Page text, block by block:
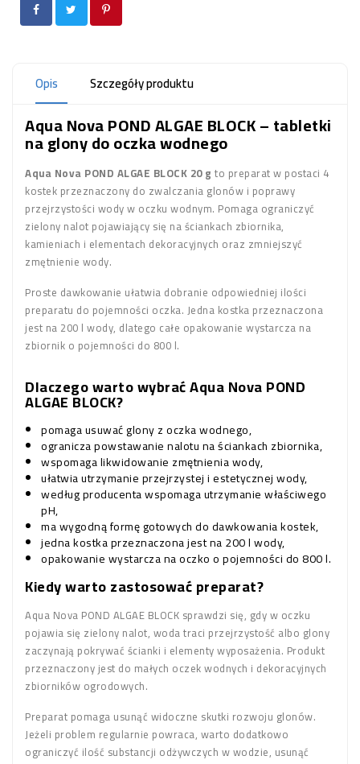
Opis Szczegóły produktu
Aqua Nova POND ALGAE BLOCK – tabletki
na glony do oczka wodnego
Aqua Nova POND ALGAE BLOCK 20 g to preparat w postaci 4
kostek przeznaczony do zwalczania glonów i poprawy
przejrzystości wody w oczku wodnym. Pomaga ograniczyć
zielony nalot pojawiający się na ściankach zbiornika,
kamieniach i elementach dekoracyjnych oraz zmniejszyć
zmętnienie wody.
Proste dawkowanie ułatwia dobranie odpowiedniej ilości
preparatu do pojemności oczka. Jedna kostka przeznaczona
jest na 200 l wody, dlatego całe opakowanie wystarcza na
zbiornik o pojemności do 800 l.
Dlaczego warto wybrać Aqua Nova POND
ALGAE BLOCK?
pomaga usuwać glony z oczka wodnego,
ogranicza powstawanie nalotu na ściankach zbiornika,
wspomaga likwidowanie zmętnienia wody,
ułatwia utrzymanie przejrzystej i estetycznej wody,
według producenta wspomaga utrzymanie właściwego
pH,
ma wygodną formę gotowych do dawkowania kostek,
jedna kostka przeznaczona jest na 200 l wody,
opakowanie wystarcza na oczko o pojemności do 800 l.
Kiedy warto zastosować preparat?
Aqua Nova POND ALGAE BLOCK sprawdzi się, gdy w oczku
pojawia się zielony nalot, woda traci przejrzystość albo glony
zaczynają pokrywać ścianki i elementy wyposażenia. Produkt
przeznaczony jest do małych oczek wodnych i dekoracyjnych
zbiorników ogrodowych.
Preparat pomaga usunąć widoczne skutki rozwoju glonów.
Jeżeli problem regularnie powraca, warto dodatkowo
ograniczyć ilość substancji odżywczych w wodzie, usunąć